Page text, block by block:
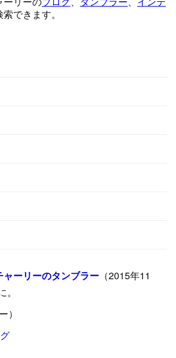
ャーリーのタンブラー （2015年11
）